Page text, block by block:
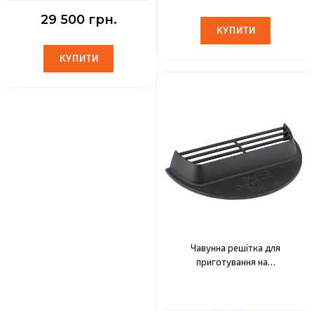
29 500 грн.
КУПИТИ
КУПИТИ
КУПИТИ
КУПИТИ
Чавунна решітка для
приготування на…